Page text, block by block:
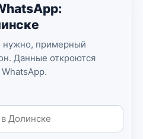
нужно, примерный
Данные откроются